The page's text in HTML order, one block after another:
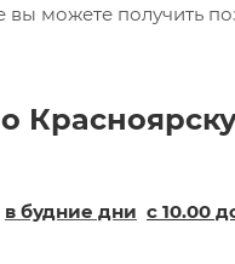
можете получить
в будние дни с 10.00